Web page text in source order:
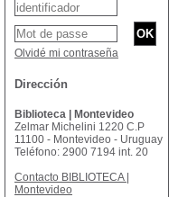
Olvidé mi contraseña
Dirección
Biblioteca | Montevideo
Zelmar Michelini 1220 C.P
11100 - Montevideo - Uruguay
Teléfono: 2900 7194 int. 20
Contacto BIBLIOTECA |
Montevideo